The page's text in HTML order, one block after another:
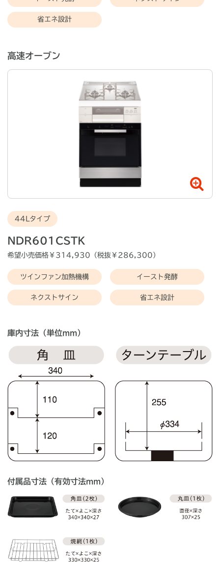
省エネ設計
高速オーブン
44Lタイプ
NDR601CSTK
希望小売価格￥ 314,930 （税抜￥ 286,300 ）
ツインファン加熱機構 イースト発酵
ネクストサイン 省エネ設計
庫内寸法（単位mm）
付属品寸法（有効寸法mm）